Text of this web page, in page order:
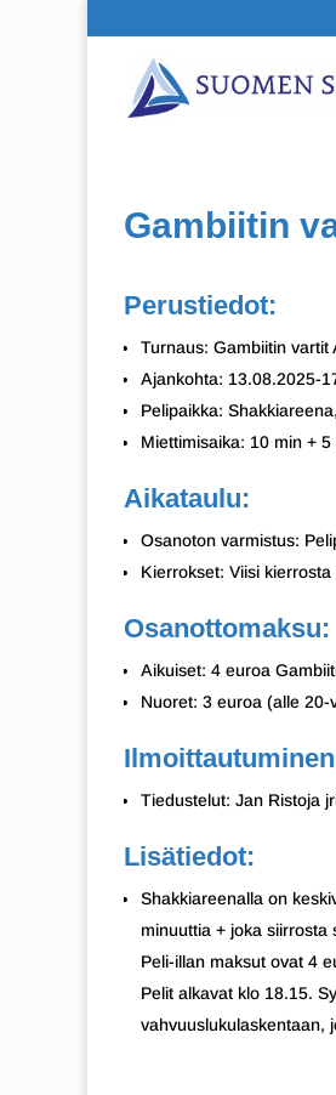
Gambiitin
Perustiedot:
Turnaus: Gambiitin vartit
Ajankohta: 13.08.2025-
Pelipaikka:
Miettimisaika: 10 min + 5
Aikataulu:
Osanoton varmistus:
Kierrokset: Viisi
Osanottomaksu:
Aikuiset: 4 euroa
Nuoret: 3 euroa (alle 20-
Tiedustelut: Jan Ristoja
Lisätiedot:
Shakkiareenalla on
minuuttia + joka siirrosta
Peli-illan maksut ovat 4
Pelit alkavat klo 18.15.
vahvuuslukulaskentaan,